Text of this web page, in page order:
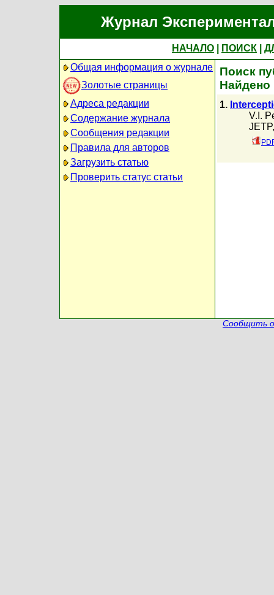
Журнал
НАЧАЛО ПОИСК
Общая информация о журнале
Золотые страницы
Адреса редакции
Содержание журнала
Сообщения редакции
Правила для авторов
Загрузить статью
Проверить статус статьи
Поиск
Найдено
1.
V.I.
Сообщить о